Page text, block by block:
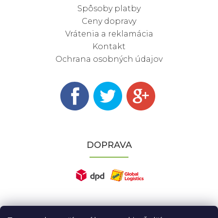
Spôsoby platby
Ceny dopravy
Vrátenia a reklamácia
Kontakt
Ochrana osobných údajov
DOPRAVA